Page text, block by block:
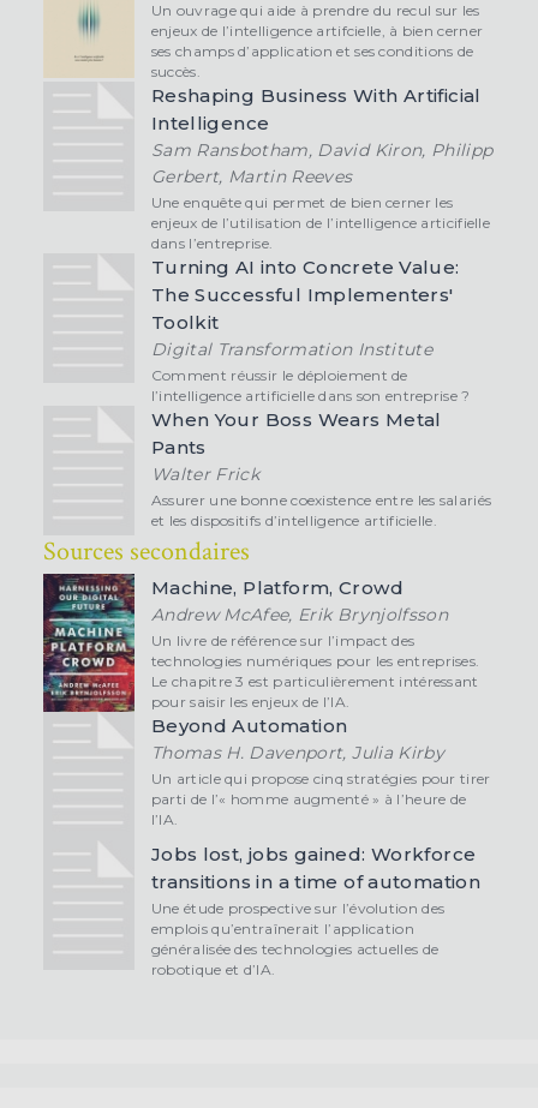
Un ouvrage qui aide à prendre du recul sur les
enjeux de l’intelligence artifcielle, à bien cerner
ses champs d’application et ses conditions de
succès.
Reshaping Business With Artificial
Intelligence
Sam Ransbotham, David Kiron, Philipp
Gerbert, Martin Reeves
Une enquête qui permet de bien cerner les
enjeux de l’utilisation de l’intelligence articifielle
dans l’entreprise.
Turning AI into Concrete Value:
The Successful Implementers'
Toolkit
Digital Transformation Institute
Comment réussir le déploiement de
l’intelligence artificielle dans son entreprise ?
When Your Boss Wears Metal
Pants
Walter Frick
Assurer une bonne coexistence entre les salariés
et les dispositifs d’intelligence artificielle.
Sources secondaires
Machine, Platform, Crowd
Andrew McAfee, Erik Brynjolfsson
Un livre de référence sur l’impact des
technologies numériques pour les entreprises.
Le chapitre 3 est particulièrement intéressant
pour saisir les enjeux de l’IA.
Beyond Automation
Thomas H. Davenport, Julia Kirby
Un article qui propose cinq stratégies pour tirer
parti de l’« homme augmenté » à l’heure de
l’IA.
Jobs lost, jobs gained: Workforce
transitions in a time of automation
Une étude prospective sur l’évolution des
emplois qu’entraînerait l’application
généralisée des technologies actuelles de
robotique et d’IA.